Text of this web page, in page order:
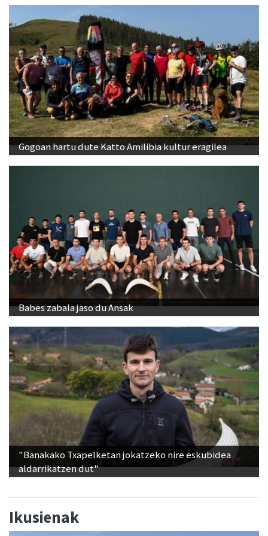
Gogoan hartu dute Katto Amilibia kultur eragilea
Babes zabala jaso du Ansak
"Banakako Txapelketan jokatzeko nire eskubidea
aldarrikatzen dut"
Ikusienak